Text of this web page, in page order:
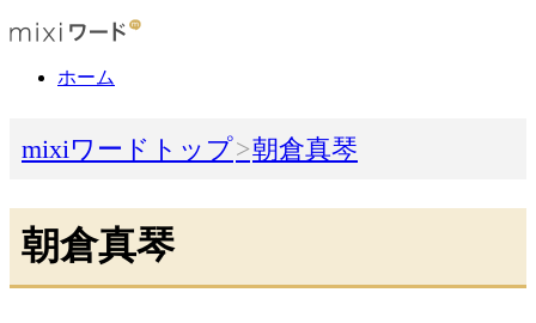
ホーム
mixiワードトップ 朝倉真琴
朝倉真琴